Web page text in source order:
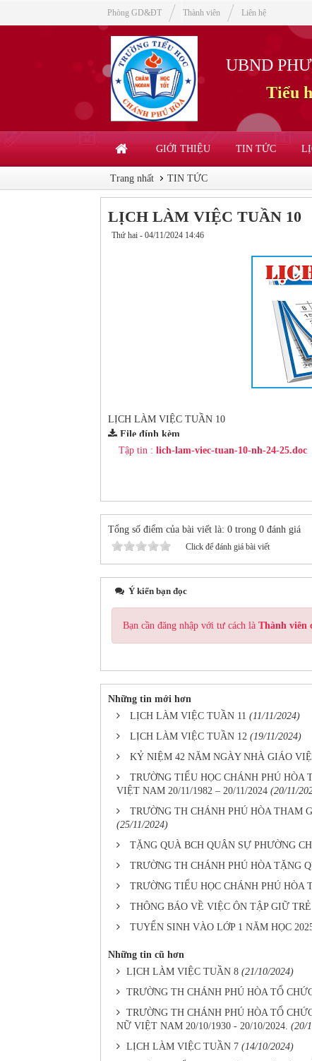
UBND
Tiểu
GIỚI THIỆU TIN TỨC
Phòng GD&ĐT Thành viên Liên hệ
Trang nhất TIN TỨC
LỊCH LÀM VIỆC TUẦN 10
Thứ hai - 04/11/2024 14:46
LỊCH LÀM VIỆC TUẦN 10
File đính kèm
Tập tin : lich-lam-viec-tuan-10-nh-24-25.doc
Tổng số điểm của bài viết là: 0 trong 0 đánh giá
Click để đánh giá bài viết
Ý kiến bạn đọc
Bạn cần đăng nhập với tư cách là Thành viên
Những tin mới hơn
LỊCH LÀM VIỆC TUẦN 11 (11/11/2024)
LỊCH LÀM VIỆC TUẦN 12 (19/11/2024)
KỶ NIỆM 42 NĂM NGÀY NHÀ GIÁO
TRƯỜNG TIỂU HỌC CHÁNH PHÚ
VIỆT NAM 20/11/1982 – 20/11/2024 (20/11/
TRƯỜNG TH CHÁNH PHÚ HÒA THAM
(25/11/2024)
TẶNG QUÀ BCH QUÂN SỰ PHƯỜNG
TRƯỜNG TH CHÁNH PHÚ HÒA TẶNG
TRƯỜNG TIỂU HỌC CHÁNH PHÚ HÒA
THÔNG BÁO VỀ VIỆC ÔN TẬP GIỮ
TUYỂN SINH VÀO LỚP 1 NĂM HỌC
Những tin cũ hơn
LỊCH LÀM VIỆC TUẦN 8 (21/10/2024)
TRƯỜNG TH CHÁNH PHÚ HÒA TỔ
TRƯỜNG TH CHÁNH PHÚ HÒA TỔ
NỮ VIỆT NAM 20/10/1930 - 20/10/2024. (20/
LỊCH LÀM VIỆC TUẦN 7 (14/10/2024)